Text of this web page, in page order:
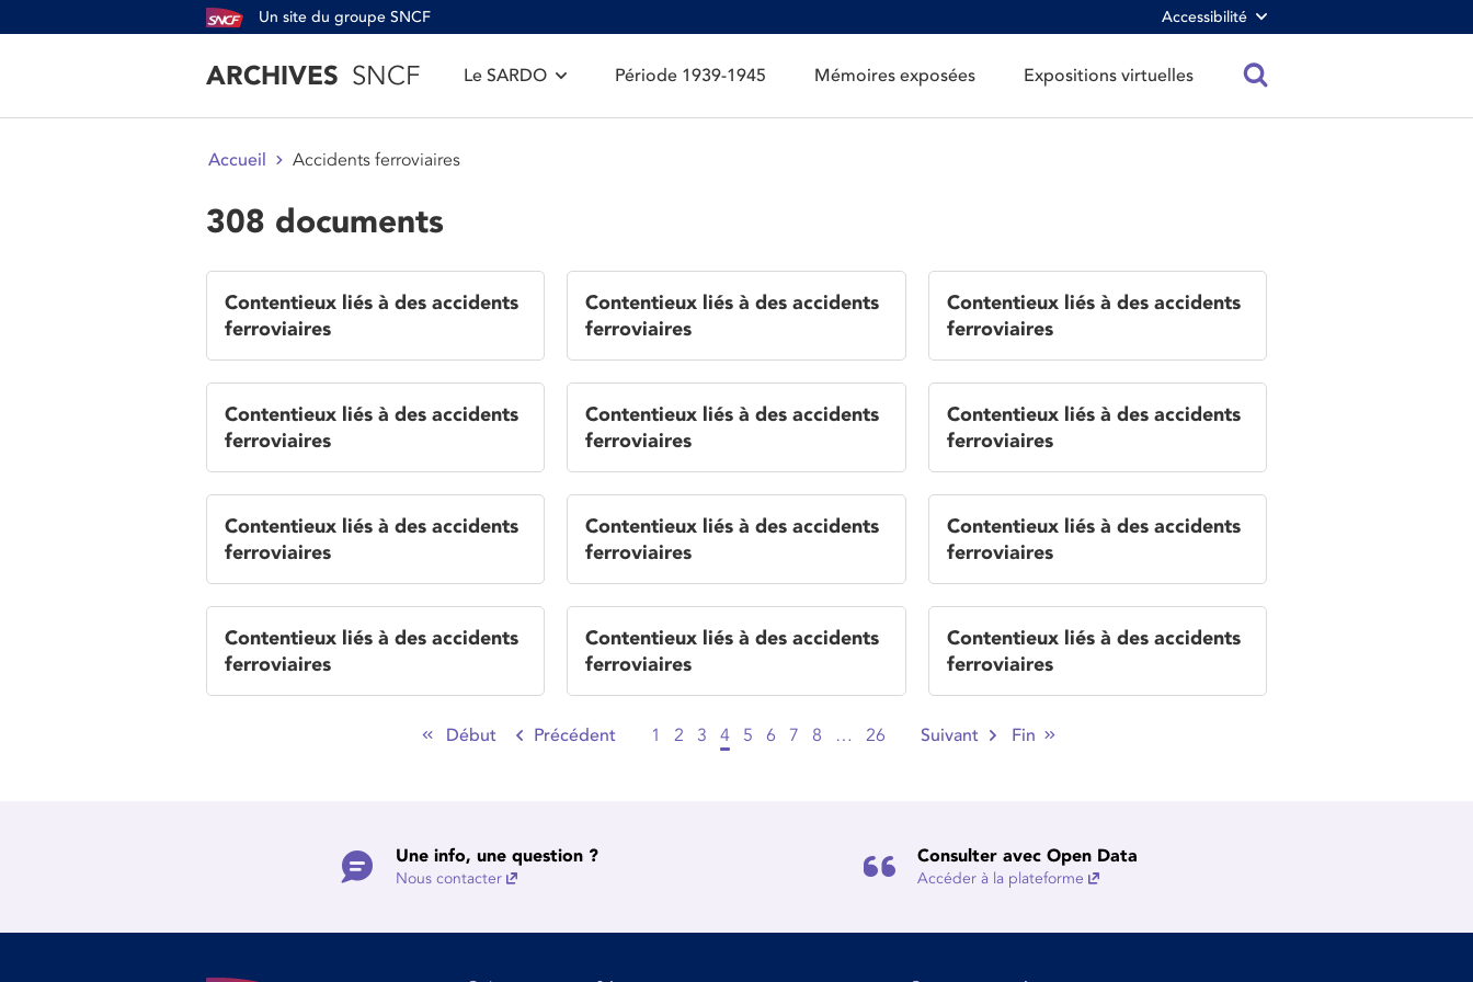
Un site du groupe SNCF Accessibilité
ARCHIVESSNCF Le SARDO Période 1939-1945 Mémoires exposées Expositions virtuelles
Accueil Accidents ferroviaires
308 documents
Contentieux liés à des accidents
ferroviaires
Contentieux liés à des accidents
ferroviaires
Contentieux liés à des accidents
ferroviaires
Contentieux liés à des accidents
ferroviaires
Contentieux liés à des accidents
ferroviaires
Contentieux liés à des accidents
ferroviaires
Contentieux liés à des accidents
ferroviaires
Contentieux liés à des accidents
ferroviaires
Contentieux liés à des accidents
ferroviaires
Contentieux liés à des accidents
ferroviaires
Contentieux liés à des accidents
ferroviaires
Contentieux liés à des accidents
ferroviaires
Début Précédent 1 2 3 4 5 6 7 8 … 26 Suivant Fin
Une info, une question ?
Nous contacter
Consulter avec Open Data
Accéder à la plateforme